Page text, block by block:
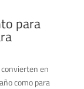
para
en
como para